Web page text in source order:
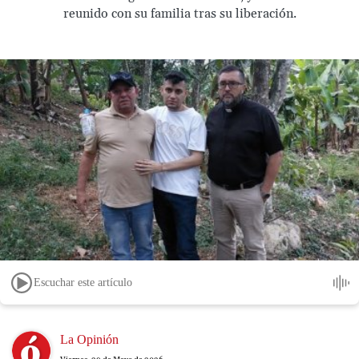
reunido con su familia tras su liberación.
Escuchar este artículo
Image La Opinión